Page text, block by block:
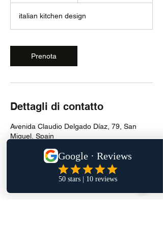
italian kitchen design
Prenota
Dettagli di contatto
Avenida Claudio Delgado Díaz, 79, San
Miguel, Spain
info@reformasglobaltenerife.com